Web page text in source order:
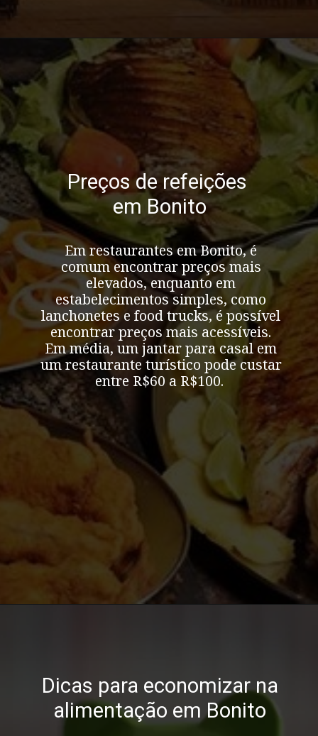
Opening https://bonitoecotour.com/onde-comer-em-bonito/
Preços de refeições
em Bonito
Emrestaurantes em Bonito, é
comum encontrar preços mais
elevados, enquanto em
estabelecimentos simples, como
lanchonetes e food trucks, é possível
encontrar preços mais acessíveis.
Em média, um jantar para casal em
um restaurante turístico pode custar
entre R$60 a R$100.
Dicas para economizar na
alimentação em Bonito